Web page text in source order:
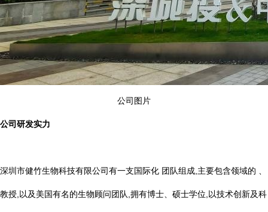
公司图片
公司研发实力
深圳市健竹生物科技有限公司有一支国际化 团队组成,主要包含领域的 、
教授,以及美国有名的生物顾问团队,拥有博士、硕士学位,以技术创新及科